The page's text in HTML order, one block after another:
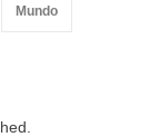
Mundo